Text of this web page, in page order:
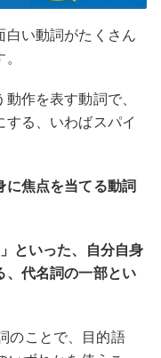
白い動詞がたくさん
作を表す動詞で、
る、いわばスパイ
に焦点を当てる動詞
といった、自分自身
、代名詞の一部とい
のことで、目的語